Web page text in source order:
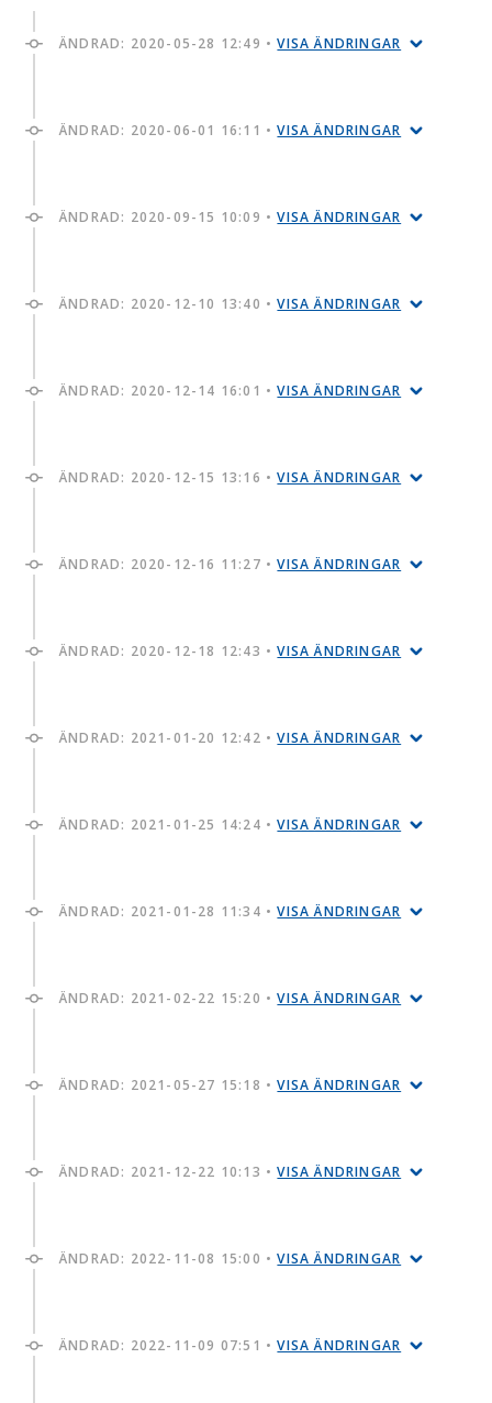
ÄNDRAD: 2020-05-28 12:49 •VISA ÄNDRINGAR
ÄNDRAD: 2020-06-01 16:11 •VISA ÄNDRINGAR
ÄNDRAD: 2020-09-15 10:09 •VISA ÄNDRINGAR
ÄNDRAD: 2020-12-10 13:40 •VISA ÄNDRINGAR
ÄNDRAD: 2020-12-14 16:01 •VISA ÄNDRINGAR
ÄNDRAD: 2020-12-15 13:16 •VISA ÄNDRINGAR
ÄNDRAD: 2020-12-16 11:27 •VISA ÄNDRINGAR
ÄNDRAD: 2020-12-18 12:43 •VISA ÄNDRINGAR
ÄNDRAD: 2021-01-20 12:42 •VISA ÄNDRINGAR
ÄNDRAD: 2021-01-25 14:24 •VISA ÄNDRINGAR
ÄNDRAD: 2021-01-28 11:34 •VISA ÄNDRINGAR
ÄNDRAD: 2021-02-22 15:20 •VISA ÄNDRINGAR
ÄNDRAD: 2021-05-27 15:18 •VISA ÄNDRINGAR
ÄNDRAD: 2021-12-22 10:13 •VISA ÄNDRINGAR
ÄNDRAD: 2022-11-08 15:00 •VISA ÄNDRINGAR
ÄNDRAD: 2022-11-09 07:51 •VISA ÄNDRINGAR